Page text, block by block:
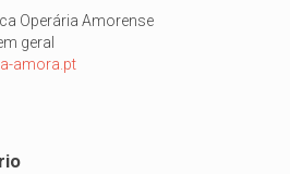
Operária Amorense
geral
amora.pt